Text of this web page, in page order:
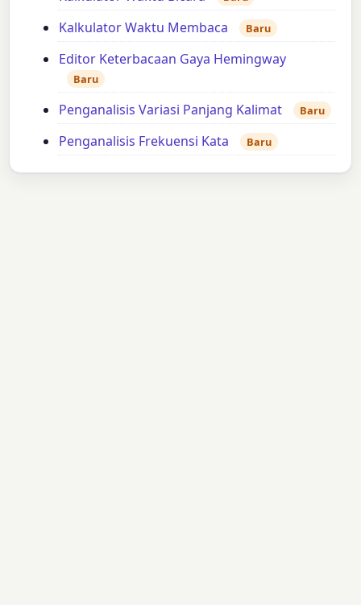
Kalkulator Waktu Membaca Baru
Editor Keterbacaan Gaya Hemingway
Baru
Penganalisis Variasi Panjang Kalimat Baru
Penganalisis Frekuensi Kata Baru